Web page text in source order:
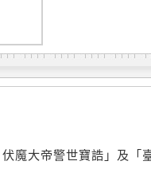
魔大帝警世寶誥」及「